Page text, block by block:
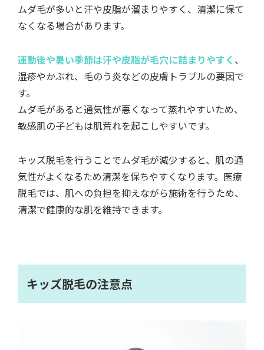
ムダ毛が多いと汗や皮脂が溜まりやすく、清潔に保て
なくなる場合があります。
運動後や暑い季節は汗や皮脂が毛穴に詰まりやすく 、
湿疹やかぶれ、毛のう炎などの皮膚トラブルの要因で
す。
ムダ毛があると通気性が悪くなって蒸れやすいため、
敏感肌の子どもは肌荒れを起こしやすいです。
キッズ脱毛を行うことでムダ毛が減少すると、肌の通
気性がよくなるため清潔を保ちやすくなります。医療
脱毛では、肌への負担を抑えながら施術を行うため、
清潔で健康的な肌を維持できます。
キッズ脱毛の注意点